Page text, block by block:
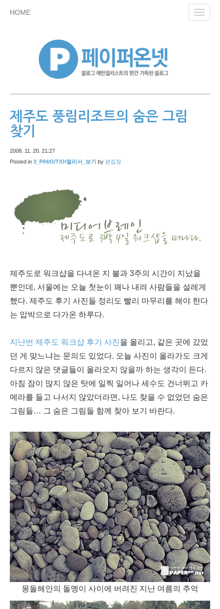
HOME
제주도 풍림리조트의 숨은 그림
찾기
2008. 11. 20. 21:27
Posted in 3_P/H/O/T/O/멀리서_보기 by 편집장
제주도로 워크샵을 다녀온 지 불과 3주의 시간이 지났을
뿐인데, 서울에는 오늘 첫눈이 꽤나 내려 사람들을 설레게
했다. 제주도 후기 사진들 정리도 빨리 마무리를 해야 한다
는 압박으로 다가온 하루다.
지난번 제주도 워크샵 후기 사진 을 올리고, 같은 곳에 갔었
던 게 맞느냐는 문의도 있었다. 오늘 사진이 올라가도 크게
다르지 않은 댓글들이 올라오지 않을까 하는 생각이 든다.
아침 잠이 많지 않은 탓에 일찍 일어나 세수도 건너뛰고 카
메라를 들고 나서지 않았더라면, 나도 찾을 수 없었던 숨은
그림들… 그 숨은 그림들 함께 찾아 보기 바란다.
몽돌해안의 돌멩이 사이에 버려진 지난 여름의 추억